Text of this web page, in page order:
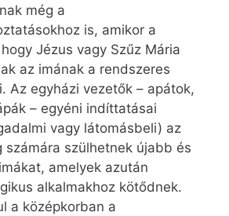
még a
is, amikor a
Jézus vagy Szűz Mária
az imának a rendszeres
Az egyházi vezetők – apátok,
– egyéni indíttatásai
vagy látomásbeli) az
számára szülhetnek újabb és
amelyek azután
alkalmakhoz kötődnek.
a középkorban a